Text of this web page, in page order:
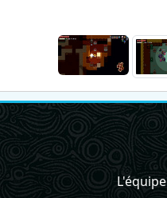
L'équipe